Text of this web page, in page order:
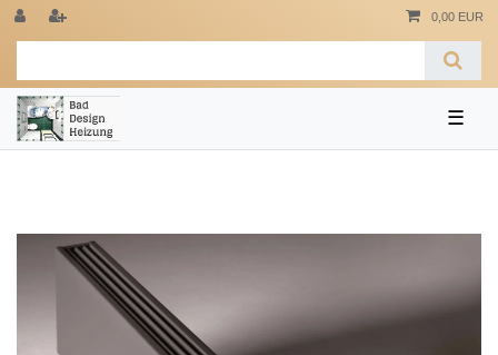
0,00 EUR
☰